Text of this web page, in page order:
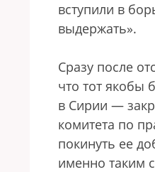
вступили в
выдержать».
Сразу после
что тот якобы
в Сирии —
комитета по
покинуть ее
именно таким